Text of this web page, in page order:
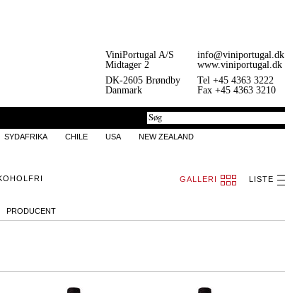
ViniPortugal A/S
Midtager 2
DK-2605 Brøndby
Danmark
info@viniportugal.dk
www.viniportugal.dk
Tel +45 4363 3222
Fax +45 4363 3210
SYDAFRIKA CHILE USA NEW ZEALAND
GALLERI LISTE
PRODUCENT